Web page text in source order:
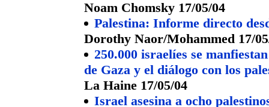
Noam Chomsky 17/05/04
Palestina: Informe directo
Dorothy Naor/Mohammed 17/
250.000 israelíes se
de Gaza y el diálogo con los
La Haine 17/05/04
Israel asesina a ocho